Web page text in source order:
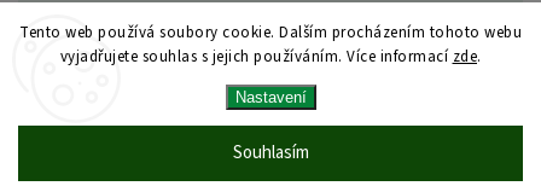
Tento web používá soubory cookie. Dalším procházením tohoto webu
vyjadřujete souhlas s jejich používáním. Více informací zde.
Nastavení
Souhlasím